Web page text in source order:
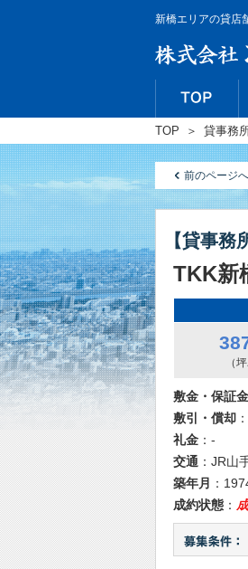
新橋エリアの貸店
TOP ＞ 貸事務
前のページ
【貸事務
TKK
（
敷金・保証金
敷引・償却
礼金 ：-
交通 ：JR山
築年月
：
成約状態 ：